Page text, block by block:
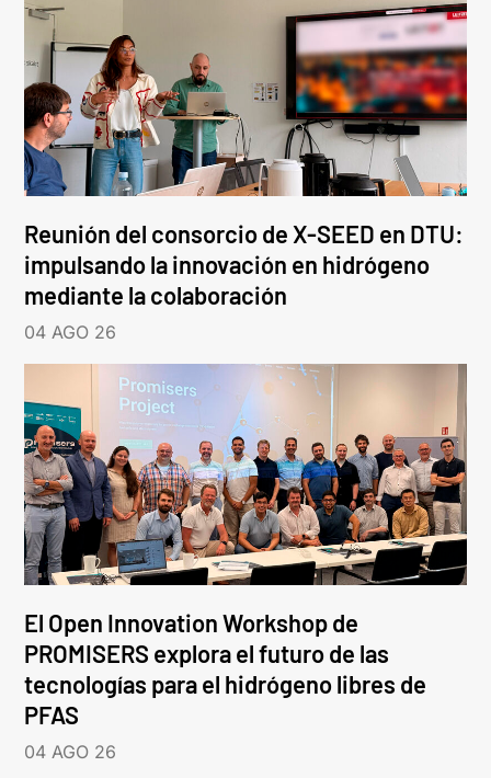
Reunión del consorcio de X-SEED en DTU:
impulsando la innovación en hidrógeno
mediante la colaboración
04 AGO 26
El Open Innovation Workshop de
PROMISERS explora el futuro de las
tecnologías para el hidrógeno libres de
PFAS
04 AGO 26